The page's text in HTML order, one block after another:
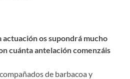
os supondrá mucho
cuánta antelación comenzáis
de barbacoa y